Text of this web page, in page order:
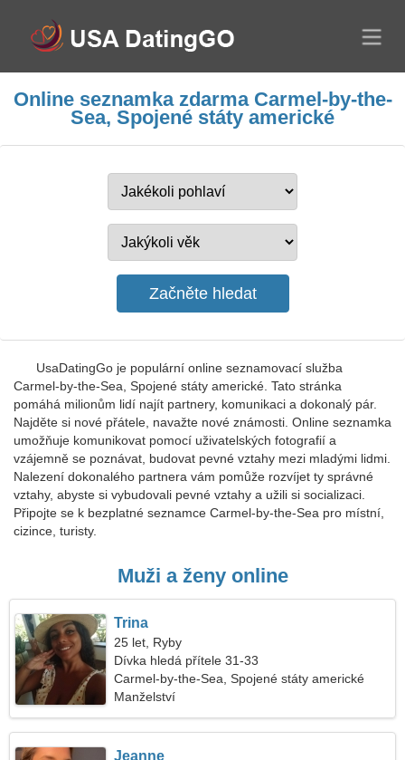
Online seznamka zdarma Carmel-by-the-
Sea, Spojené státy americké
UsaDatingGo je populární online seznamovací služba
Carmel-by-the-Sea, Spojené státy americké. Tato stránka
pomáhá milionům lidí najít partnery, komunikaci a dokonalý pár.
Najděte si nové přátele, navažte nové známosti. Online seznamka
umožňuje komunikovat pomocí uživatelských fotografií a
vzájemně se poznávat, budovat pevné vztahy mezi mladými lidmi.
Nalezení dokonalého partnera vám pomůže rozvíjet ty správné
vztahy, abyste si vybudovali pevné vztahy a užili si socializaci.
Připojte se k bezplatné seznamce Carmel-by-the-Sea pro místní,
cizince, turisty.
Muži a ženy online
Trina
25 let, Ryby
Dívka hledá přítele 31-33
Carmel-by-the-Sea, Spojené státy americké
Manželství
Jeanne